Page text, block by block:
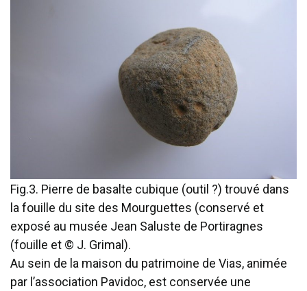
Fig.3. Pierre de basalte cubique (outil ?) trouvé dans
la fouille du site des Mourguettes (conservé et
exposé au musée Jean Saluste de Portiragnes
(fouille et © J. Grimal).
Au sein de la maison du patrimoine de Vias, animée
par l’association Pavidoc, est conservée une